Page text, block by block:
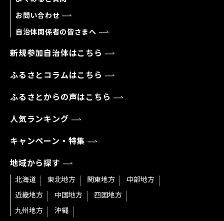
お問い合わせ
自治体関係者の皆さまへ
新規参加自治体はこちら
ふるさとコラムはこちら
ふるさとからの声はこちら
人気ランキング
キャンペーン・特集
地域から探す
北海道 東北地方 関東地方
中部地方
近畿地方
中国地方
四国地方
九州地方
沖縄